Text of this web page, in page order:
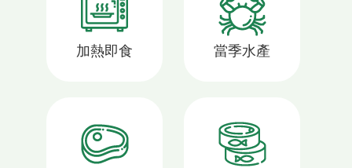
加熱即食 當季水產